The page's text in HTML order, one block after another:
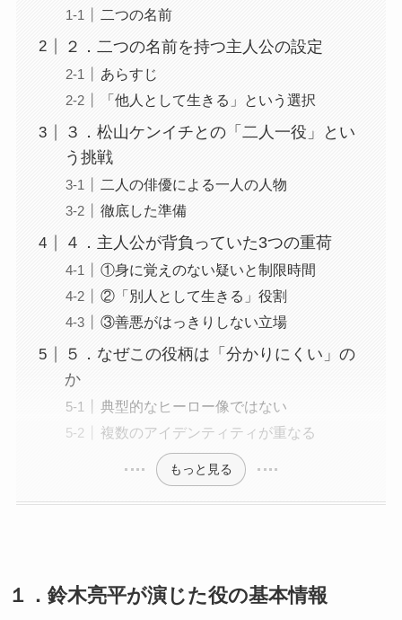
二つの名前
２．二つの名前を持つ主人公の設定
あらすじ
「他人として生きる」という選択
３．松山ケンイチとの「二人一役」とい
う挑戦
二人の俳優による一人の人物
徹底した準備
４．主人公が背負っていた3つの重荷
①身に覚えのない疑いと制限時間
②「別人として生きる」役割
③善悪がはっきりしない立場
５．なぜこの役柄は「分かりにくい」の
か
典型的なヒーロー像ではない
複数のアイデンティティが重なる
もっと見る
１．鈴木亮平が演じた役の基本情報